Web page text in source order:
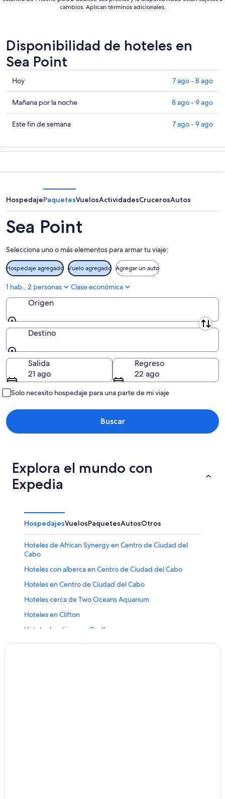
cambios. Aplican términos adicionales.
Disponibilidad de hoteles en
Sea Point
Consultar
precios
en
Sea
Point
hoy,
7
-
ago
Hoy 7 ago - 8 ago
Consultar
precios
en
Point
para
noche,
8
ago
-
ago
Mañana por la noche 8 ago - 9 ago
Consultar
en
fin
de
semana,
7
-
9
ago
Este fin de semana 7 ago - 9 ago
HospedajePaquetesVuelosActividadesCrucerosAutos
Sea Point
Selecciona uno o más elementos para armar tu viaje:
Hospedaje agregado Vuelo agregado Agregar un auto
1 hab., 2 personas Clase económica
Origen
Origen
Destino
Destino
Salida
21 ago
Regreso
22 ago
Solo necesito hospedaje para una parte de mi viaje
Buscar
Explora el mundo con
Expedia
HospedajesVuelosPaquetesAutosOtros
Hoteles de African Synergy en Centro de Ciudad del
Cabo
Hoteles con alberca en Centro de Ciudad del Cabo
Hoteles en Centro de Ciudad del Cabo
Hoteles cerca de Two Oceans Aquarium
Hoteles en Clifton
Hoteles boutique en Bo-Kaap
Hoteles de Beekman Group en Mouille Point